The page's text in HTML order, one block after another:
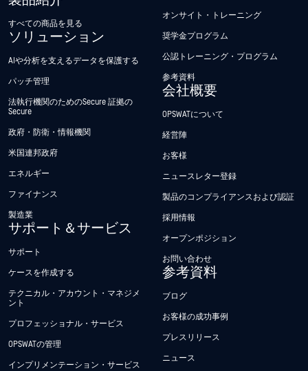
すべての商品を見る
ソリューション
AIや分析を支えるデータを保護する
パッチ管理
法執行機関のためのSecure 証拠の
Secure
政府・防衛・情報機関
米国連邦政府
エネルギー
ファイナンス
製造業
サポート＆サービス
サポート
ケースを作成する
テクニカル・アカウント・マネジメ
ント
プロフェッショナル・サービス
OPSWATの管理
インプリメンテーション・サービス
オンサイト・トレーニング
奨学金プログラム
公認トレーニング・プログラム
参考資料
会社概要
OPSWATについて
経営陣
お客様
ニュースレター登録
製品のコンプライアンスおよび認証
採用情報
オープンポジション
お問い合わせ
参考資料
ブログ
お客様の成功事例
プレスリリース
ニュース